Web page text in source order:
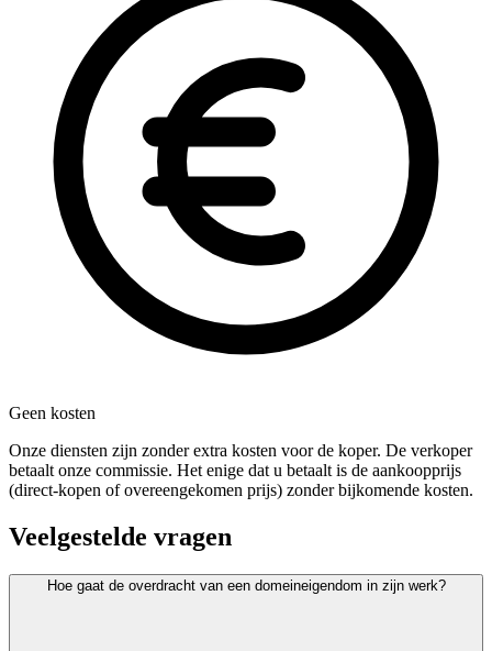
Geen kosten
Onze diensten zijn zonder extra kosten voor de koper. De verkoper
betaalt onze commissie. Het enige dat u betaalt is de aankoopprijs
(direct-kopen of overeengekomen prijs) zonder bijkomende kosten.
Veelgestelde vragen
Hoe gaat de overdracht van een domeineigendom in zijn werk?